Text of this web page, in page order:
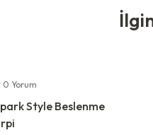
0 Yorum
Style Beslenme